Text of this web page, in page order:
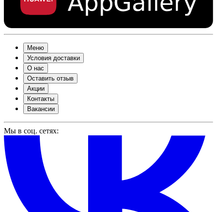
Меню
Условия доставки
О нас
Оставить отзыв
Акции
Контакты
Вакансии
Мы в соц. сетях: